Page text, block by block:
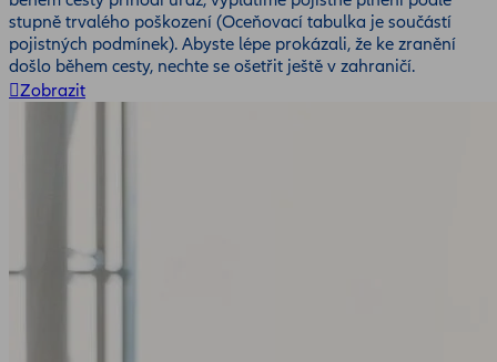
stupně trvalého poškození (Oceňovací tabulka je součástí
pojistných podmínek). Abyste lépe prokázali, že ke zranění
došlo během cesty, nechte se ošetřit ještě v zahraničí.
Zobrazit